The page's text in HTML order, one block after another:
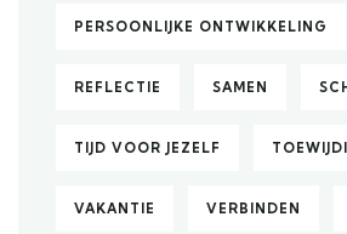
PERSOONLIJKE ONTWIKKELING
REFLECTIE SAMEN
TIJD VOOR JEZELF
VAKANTIE VERBINDEN